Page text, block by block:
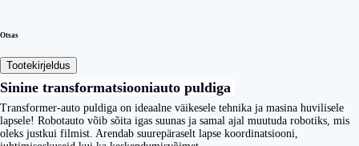
Otsas
Tootekirjeldus
Sinine transformatsiooniauto puldiga
Transformer-auto puldiga on ideaalne väikesele tehnika ja masina huvilisele
lapsele! Robotauto võib sõita igas suunas ja samal ajal muutuda robotiks, mis
oleks justkui filmist. Arendab suurepäraselt lapse koordinatsiooni,